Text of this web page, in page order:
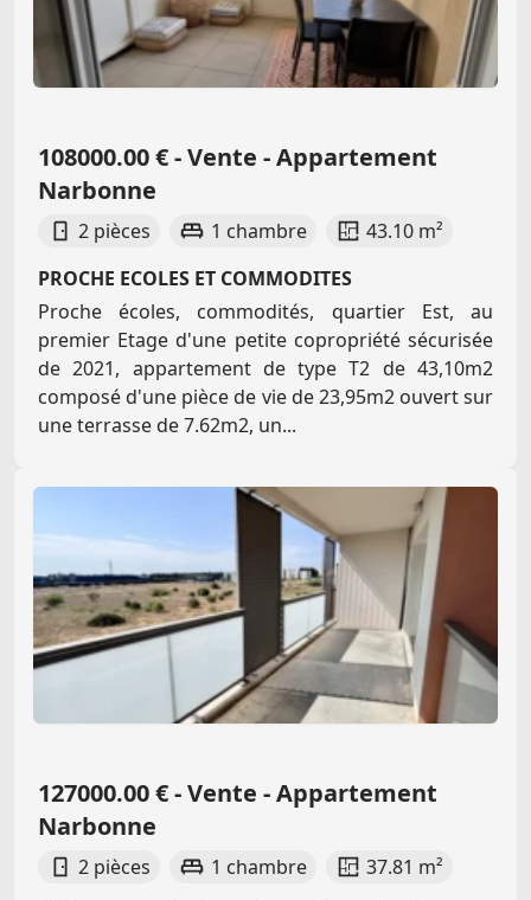
108000.00 € - Vente - Appartement
Narbonne
2 pièces 1 chambre
43.10 m²
PROCHE ECOLES ET COMMODITES
Proche écoles, commodités, quartier Est, au
premier Etage d'une petite copropriété sécurisée
de 2021, appartement de type T2 de 43,10m2
composé d'une pièce de vie de 23,95m2 ouvert sur
une terrasse de 7.62m2, un...
127000.00 € - Vente - Appartement
Narbonne
2 pièces 1 chambre
37.81 m²